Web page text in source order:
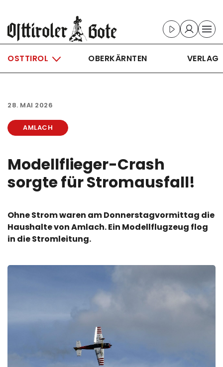
Skip to main content
OSTTIROL OBERKÄRNTEN VERLAG
28. MAI 2026
AMLACH
Modellflieger-Crash
sorgte für Stromausfall!
Ohne Strom waren am Donnerstagvormittag die
Haushalte von Amlach. Ein Modellflugzeug flog
in die Stromleitung.